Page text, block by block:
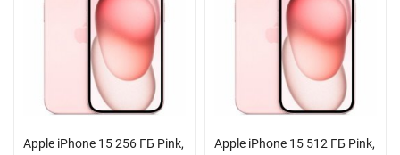
Apple iPhone 15 256 ГБ Pink,
Apple iPhone 15 512 ГБ Pink,